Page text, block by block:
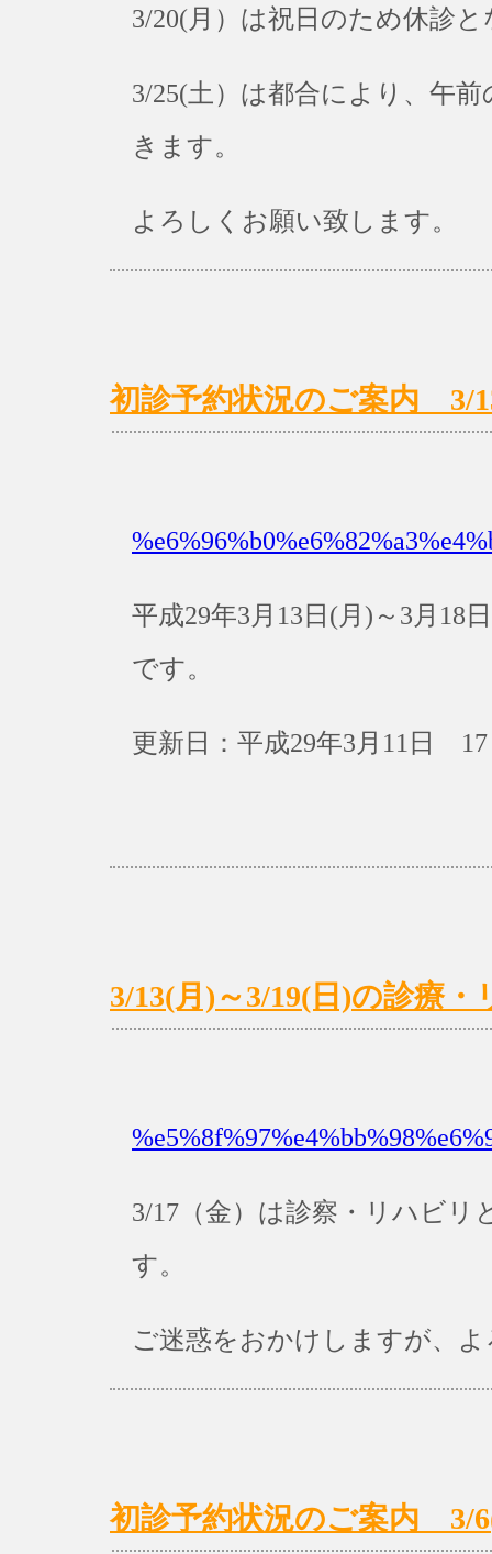
3/20(月）は祝日のため休診
3/25(土）は都合により、午
きます。
よろしくお願い致します。
初診予約状況のご案内 3/
平成29年3月13日(月)～3月18
です。
更新日：平成29年3月11日 17
3/13(月)～3/19(日)の診療
3/17（金）は診察・リハビリ
す。
ご迷惑をおかけしますが、
初診予約状況のご案内 3/